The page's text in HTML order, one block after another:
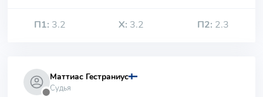
П1: 3.2 Х: 3.2 П2: 2.3
⬤
Маттиас Гестраниус
Судья